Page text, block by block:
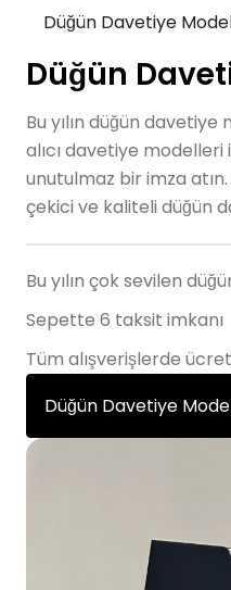
Düğün Davetiye
Düğün
Bu yılın düğün
alıcı davetiye
unutulmaz bir imza
çekici ve kaliteli düğün
Bu yılın çok sevilen
Sepette 6 taksit imkanı
Tüm alışverişlerde
Düğün Davetiye